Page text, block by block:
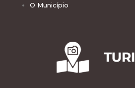
O Município